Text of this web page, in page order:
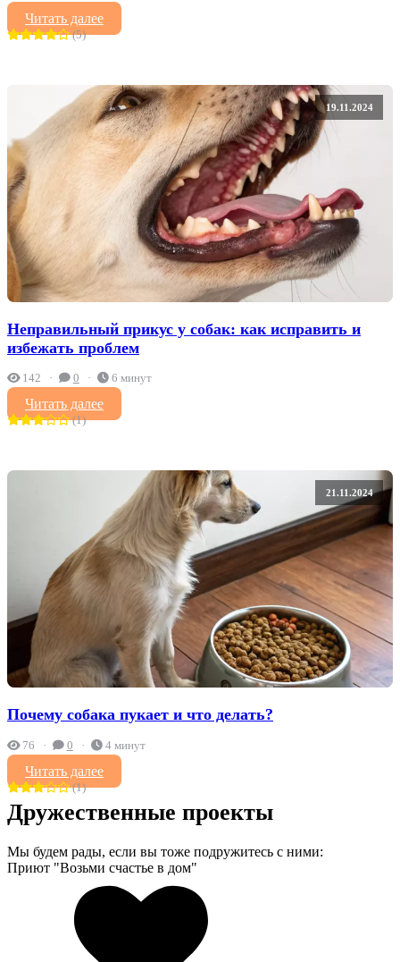
Читать далее
(5)
19.11.2024
Неправильный прикус у собак: как исправить и
избежать проблем
142 0 6 минут
Читать далее
(1)
21.11.2024
Почему собака пукает и что делать?
76 0 4 минут
Читать далее
(1)
Дружественные проекты
Мы будем рады, если вы тоже подружитесь с ними:
Приют "Возьми счастье в дом"